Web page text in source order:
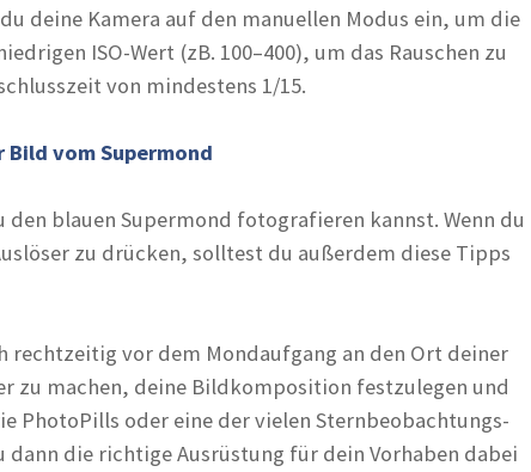
deine Kamera auf den manuellen Modus ein, um die
ISO-Wert (zB. 100–400), um das Rauschen zu
von mindestens 1/15.
Bild vom Supermond
blauen Supermond fotografieren kannst. Wenn du
zu drücken, solltest du außerdem diese Tipps
rechtzeitig vor dem Mondaufgang an den Ort deiner
zu machen, deine Bildkomposition festzulegen und
PhotoPills oder eine der vielen Sternbeobachtungs-
die richtige Ausrüstung für dein Vorhaben dabei